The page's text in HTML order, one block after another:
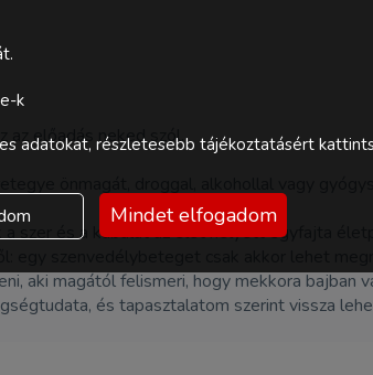
az előadás neked szól.
önmagát, droggal, alkohollal vagy
szer és a kábulat az élet helyett egyfajta
egy szenvedélybeteget csak akkor lehet
aki magától felismeri, hogy mekkora bajban
és tapasztalatom szerint vissza
k
adatokat, részletesebb tájékoztatásért
Mindet elfogadom